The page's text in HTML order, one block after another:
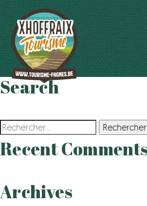
Search
Rechercher :
Recent
Archives